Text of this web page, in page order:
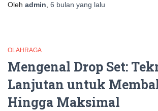
Oleh admin 6 bulan yang lalu
OLAHRAGA
Mengenal Drop Set:
Lanjutan untuk
Hingga Maksimal